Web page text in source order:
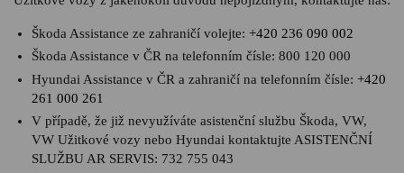
Škoda Assistance ze zahraničí volejte: +420 236 090 002
Škoda Assistance v ČR na telefonním čísle: 800 120 000
Hyundai Assistance v ČR a zahraničí na telefonním čísle: +420
261 000 261
V případě, že již nevyužíváte asistenční službu Škoda, VW,
VW Užitkové vozy nebo Hyundai kontaktujte ASISTENČNÍ
SLUŽBU AR SERVIS: 732 755 043